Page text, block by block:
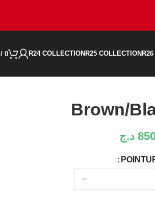
R25 COLLECTION
R24 COLLECTION
0
/
Brown/
د.ج